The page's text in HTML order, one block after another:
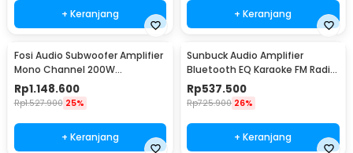
+ Keranjang + Keranjang
Fosi Audio Subwoofer Amplifier
Mono Channel 200W
TPA3255D2 - M03
Rp1.148.600
Rp1.527.900 25%
+ Keranjang
Sunbuck Audio Amplifier
Bluetooth EQ Karaoke FM Radio
2000W - AS-336BU
Rp537.500
Rp725.900 26%
+ Keranjang